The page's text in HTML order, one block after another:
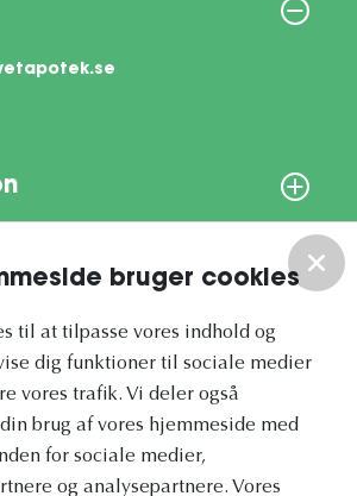
bruger cookies
til at tilpasse vores indhold og
dig funktioner til sociale medier
vores trafik. Vi deler også
brug af vores hjemmeside med
for sociale medier,
og analysepartnere. Vores